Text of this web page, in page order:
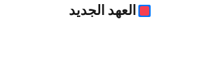
العهد الجديد